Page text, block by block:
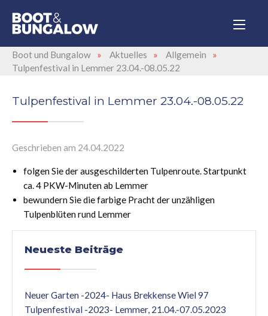
Boot und Bungalow » Aktuelles » Allgemein
»
Tulpenfestival in Lemmer 23.04.-08.05.22
Tulpenfestival in Lemmer 23.04.-08.05.22
Geschrieben am 24.04.2022
folgen Sie der ausgeschilderten Tulpenroute. Startpunkt
ca. 4 PKW-Minuten ab Lemmer
bewundern Sie die farbige Pracht der unzähligen
Tulpenblüten rund Lemmer
Neueste Beiträge
Neuer Garten -2024- Haus Brekkense Wiel 97
Tulpenfestival -2023- Lemmer, 21.04.-07.05.2023